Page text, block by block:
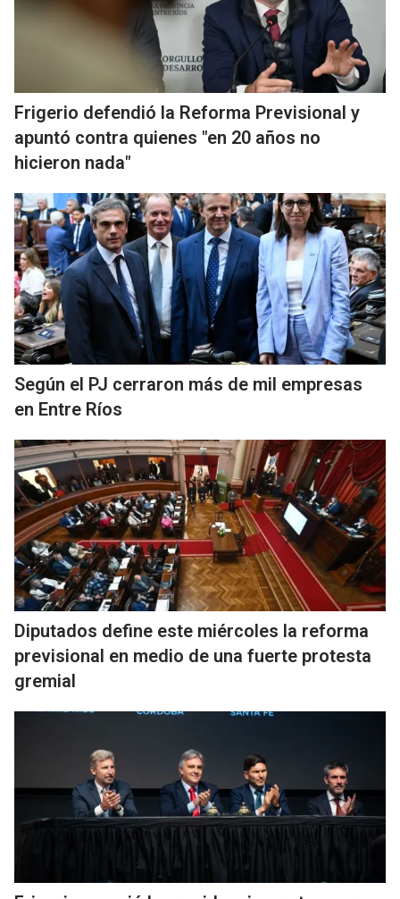
Frigerio defendió la Reforma Previsional y
apuntó contra quienes "en 20 años no
hicieron nada"
Según el PJ cerraron más de mil empresas
en Entre Ríos
Diputados define este miércoles la reforma
previsional en medio de una fuerte protesta
gremial